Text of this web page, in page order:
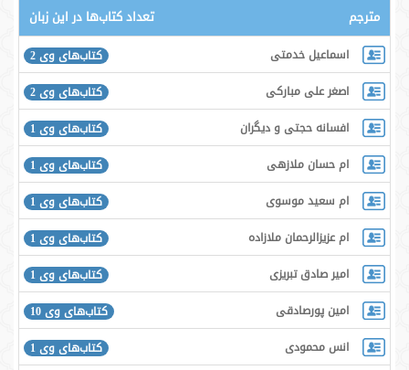
مترجم تعداد کتاب‌ها در این زبان
اسماعیل خدمتی
کتاب‌های وی 2
اصغر علی مبارکی
کتاب‌های وی 2
افسانه حجتی و دیگران
کتاب‌های وی 1
ام حسان ملازهی
کتاب‌های وی 1
ام سعید موسوی
کتاب‌های وی 1
ام عزیزالرحمان ملازاده
کتاب‌های وی 1
امیر صادق تبریزی
کتاب‌های وی 1
امین پورصادقی
کتاب‌های وی 10
انس محمودی
کتاب‌های وی 1